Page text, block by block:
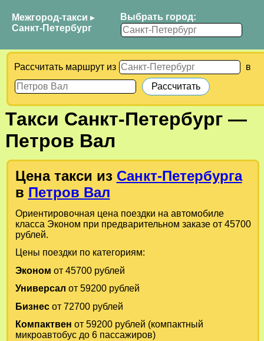
Межгород-такси ▸
Санкт-Петербург
Выбрать город:
Рассчитать маршрут из в
Такси Санкт-Петербург—
Петров Вал
Цена такси из Санкт-Петербурга
в Петров Вал
Ориентировочная цена поездки на автомобиле
класса Эконом при предварительном заказе от 45700
рублей.
Цены поездки по категориям:
Эконом от 45700 рублей
Универсал от 59200 рублей
Бизнесот 72700 рублей
Компактвен от 59200 рублей (компактный
микроавтобус до 6 пассажиров)